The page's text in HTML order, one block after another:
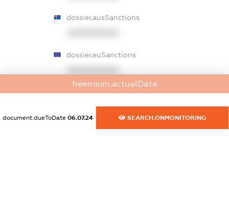
dossier.ausSanctions
dossier.euSanctions
dossier.japanSanctions
XXXXXXXXXX
dossier.canadaSanctions
freemium.actualData
document.dueToDate 06.07.24 SEARCH.ONMONITORING